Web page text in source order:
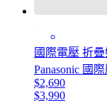
國際電壓 折
Panasonic 國
$2,690
$3,990